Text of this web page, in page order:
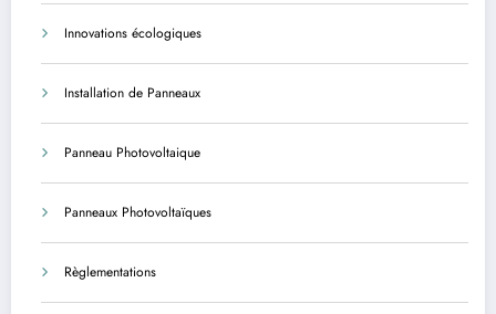
Innovations écologiques
Installation de Panneaux
Panneau Photovoltaique
Panneaux Photovoltaïques
Règlementations